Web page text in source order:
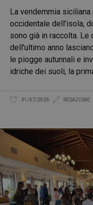
La vendemmia
occidentale dell'isola,
sono già in raccolta.
dell'ultimo anno
le piogge autunnali e
idriche dei suoli, la
31/07/2026 REDAZIONE